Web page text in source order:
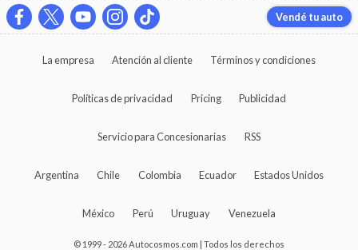
Vendé tu auto
La empresa Atención al cliente Términos y condiciones
Políticas de privacidad Pricing Publicidad
Servicio para Concesionarias RSS
Argentina Chile Colombia Ecuador Estados Unidos
México Perú Uruguay Venezuela
© 1999 - 2026 Autocosmos.com | Todos los derechos